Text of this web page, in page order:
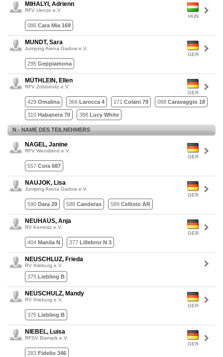
HUN
MIHALYI, Adrienn
RFV Uenze e.V.
086 Cara Mia 169
GER
MUNDT, Sara
Jumping Arena Gadow e.V.
295 Geppiamona
GER
MÜTHLEIN, Ellen
RFV Zobbenitz e.V.
429 Omalina 366 Larocca 4 171 Colani 79 088 Caravaggio 18
310 Habanera 70 388 Lucy White
N - NAME DES TEILNEHMERS
GER
NAGEL, Janine
RFV Wendland e.V.
557 Cora 687
GER
NAUJOK, Lisa
Jumping Arena Gadow e.V.
590 Dara 29 588 Canderas 589 Cellisto AR
GER
NEUHAUS, Anja
RV Kemnitz e.V.
404 Manila N 377 Lillebror N 3
NEUSCHLUZ, Frieda
RV Ihleburg e.V.
375 Liebling B
GER
NEUSCHULZ, Mandy
RV Ihleburg e.V.
375 Liebling B
GER
NIEBEL, Luisa
RFSV Bismark e.V.
283 Fidelio 346